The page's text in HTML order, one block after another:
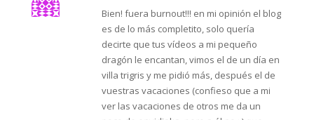
Bien! fuera burnout!!! en mi opinión el blog
es de lo más completito, solo quería
decirte que tus vídeos a mi pequeño
dragón le encantan, vimos el de un día en
villa trigris y me pidió más, después el de
vuestras vacaciones (confieso que a mi
ver las vacaciones de otros me da un